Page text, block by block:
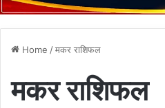
Home /मकर राशिफल
मकर राशिफल